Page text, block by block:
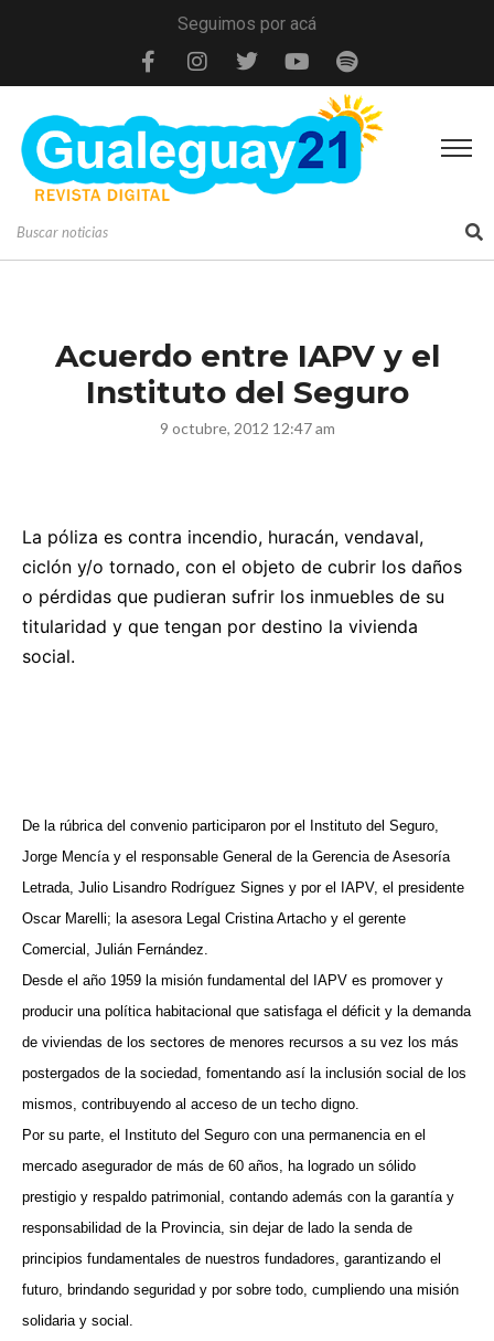
Seguimos por acá
Acuerdo entre IAPV y el
Instituto del Seguro
9 octubre, 2012 12:47 am
La póliza es contra incendio, huracán, vendaval,
ciclón y/o tornado, con el objeto de cubrir los daños
o pérdidas que pudieran sufrir los inmuebles de su
titularidad y que tengan por destino la vivienda
social.
De la rúbrica del convenio participaron por el Instituto del Seguro,
Jorge Mencía y el responsable General de la Gerencia de Asesoría
Letrada, Julio Lisandro Rodríguez Signes y por el IAPV, el presidente
Oscar Marelli; la asesora Legal Cristina Artacho y el gerente
Comercial, Julián Fernández.
Desde el año 1959 la misión fundamental del IAPV es promover y
producir una política habitacional que satisfaga el déficit y la demanda
de viviendas de los sectores de menores recursos a su vez los más
postergados de la sociedad, fomentando así la inclusión social de los
mismos, contribuyendo al acceso de un techo digno.
Por su parte, el Instituto del Seguro con una permanencia en el
mercado asegurador de más de 60 años, ha logrado un sólido
prestigio y respaldo patrimonial, contando además con la garantía y
responsabilidad de la Provincia, sin dejar de lado la senda de
principios fundamentales de nuestros fundadores, garantizando el
futuro, brindando seguridad y por sobre todo, cumpliendo una misión
solidaria y social.